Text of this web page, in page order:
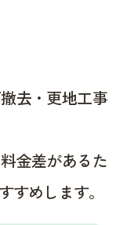
去・更地工事
金差があるた
すめします。